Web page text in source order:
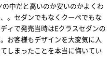
中だと高いのか安いのかよくわ
。セダンでもなくクーペでもな
ィで発売当時はEクラスセダンの
お客様もデザインを大変気に入
しまったことを本当に悔いてい